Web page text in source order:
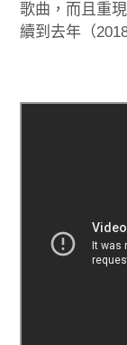
歌曲，而且重
續到去年（